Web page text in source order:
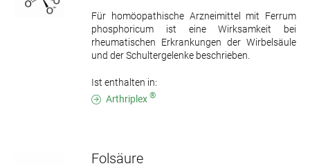
Für homöopathische Arzneimittel mit Ferrum
phosphoricum ist eine Wirksamkeit bei
rheumatischen Erkrankungen der Wirbelsäule
und der Schultergelenke beschrieben.
Ist enthalten in:
Arthriplex ®
Folsäure